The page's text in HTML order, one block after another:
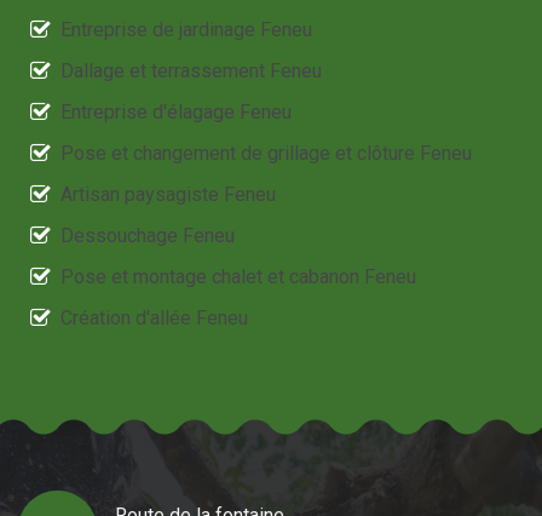
Entreprise de jardinage Feneu
Dallage et terrassement Feneu
Entreprise d'élagage Feneu
Pose et changement de grillage et clôture Feneu
Artisan paysagiste Feneu
Dessouchage Feneu
Pose et montage chalet et cabanon Feneu
Création d'allée Feneu